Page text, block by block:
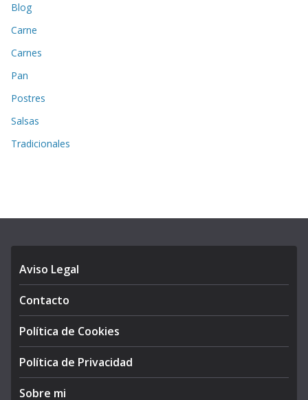
Blog
Carne
Carnes
Pan
Postres
Salsas
Tradicionales
Aviso Legal
Contacto
Política de Cookies
Política de Privacidad
Sobre mi